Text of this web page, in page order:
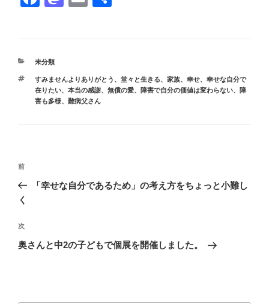
e
b
o
d
o
カ
ゴ
リ
ー
未分類
タ
グ
すみませんよりありがとう 、 堂々と生きる、 家族、 幸せ、 幸せな自分で
在りたい、 本当の感謝、 無償の愛、 障害で自分の価値は変わらない、
障
害も多様、 難病父さん
投
ナ
ゲ
ー
前
の
投
前
「幸せな自分であるため」の考え方をちょっと小難し
く
次
の
次
奥さんと中2の子どもで個展を開催しました。